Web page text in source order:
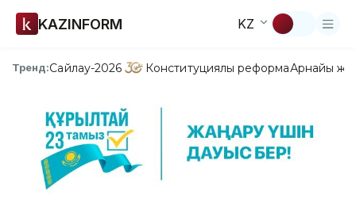
KAZINFORM KZ
Тренд:Сайлау-2026 Конституциялық реформаАрнайы